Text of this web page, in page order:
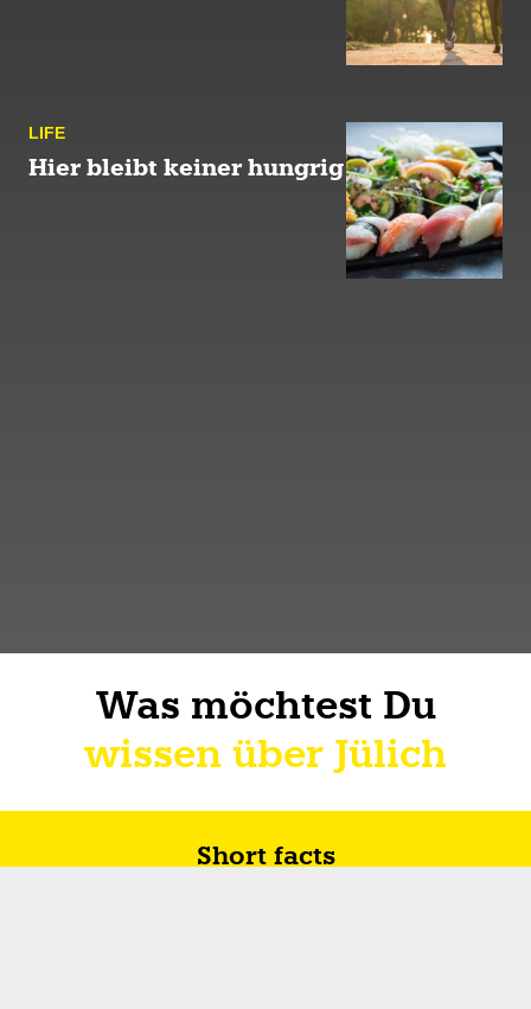
LIFE
Hier bleibt keiner hungrig
Was möchtest Du
wissen über Jülich
Short facts